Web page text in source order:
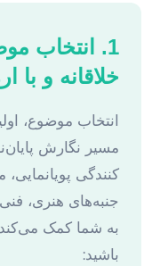
1. انتخاب
خلاقانه و با
انتخاب موضوع،
مسیر نگارش
کنندگی پویانمایی،
جنبه‌های هنری،
به شما کمک می‌کند
باشید: